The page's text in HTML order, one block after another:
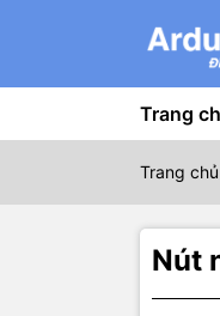
Trang
Trang chủ
Nút